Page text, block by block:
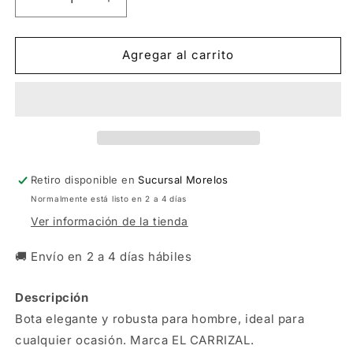
Reducir
cantidad
para
El
Aumentar
cantidad
para
Botas
El
Agregar al carrito
Retiro disponible enSucursal Morelos
Normalmente está listo en 2 a 4 días
Ver información de la tienda
🚚 Envío en 2 a 4 días hábiles
Descripción
Bota elegante y robusta para hombre, ideal para
cualquier ocasión. Marca EL CARRIZAL.